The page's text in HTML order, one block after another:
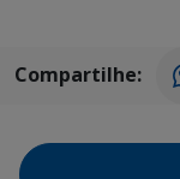
Compartilhe: